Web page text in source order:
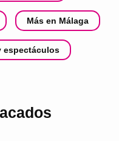
Más en Málaga
espectáculos